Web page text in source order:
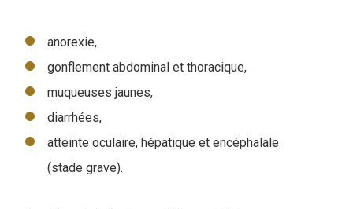
anorexie,
gonflement abdominal et thoracique,
muqueuses jaunes,
diarrhées,
atteinte oculaire, hépatique et encéphalale
(stade grave).